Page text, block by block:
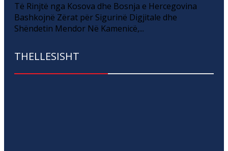
Të Rinjtë nga Kosova dhe Bosnja e Hercegovina
Bashkojnë Zërat për Sigurinë Digjitale dhe
Shëndetin Mendor Në Kamenicë,...
THELLESISHT